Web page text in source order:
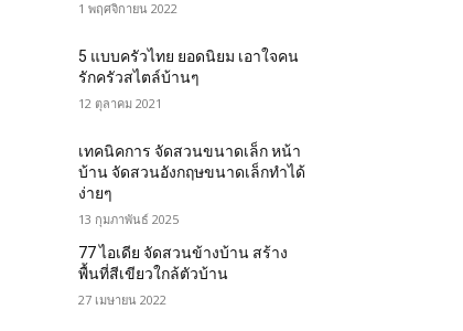
1 พฤศจิกายน 2022
5 แบบครัวไทย ยอดนิยม เอาใจคน
รักครัวสไตล์บ้านๆ
12 ตุลาคม 2021
เทคนิคการ จัดสวนขนาดเล็ก หน้า
บ้าน จัดสวนอังกฤษขนาดเล็กทำได้
ง่ายๆ
13 กุมภาพันธ์ 2025
77 ไอเดีย จัดสวนข้างบ้าน สร้าง
พื้นที่สีเขียวใกล้ตัวบ้าน
27 เมษายน 2022